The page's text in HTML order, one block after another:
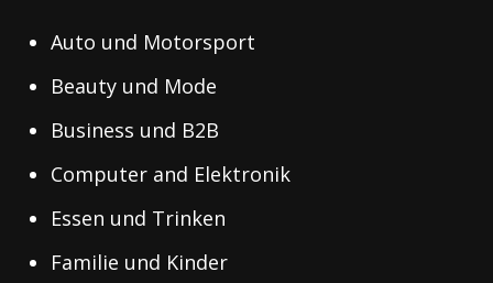
Auto und Motorsport
Beauty und Mode
Business und B2B
Computer and Elektronik
Essen und Trinken
Familie und Kinder